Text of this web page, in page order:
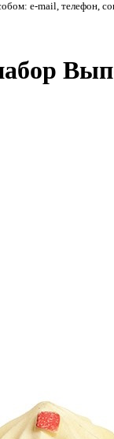
e-mail, телефон,